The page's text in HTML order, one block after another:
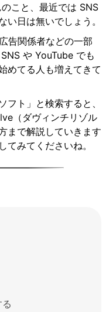
こと、最近では SNS
日は無いでしょう。
告関係者などの一部
や YouTube でも
めてる人も増えてきて
ト」と検索すると、
（ダヴィンチリゾル
まで解説していきます
みてくださいね。